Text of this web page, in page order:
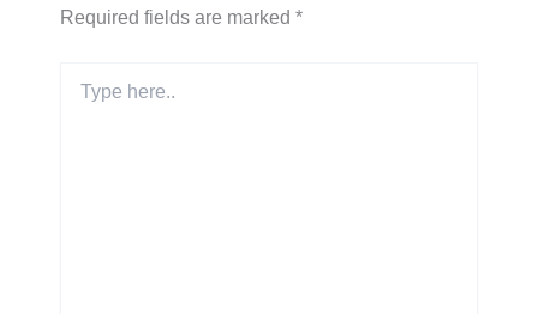
Required fields are marked *
here..